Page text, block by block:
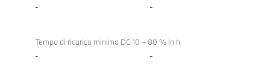
- -
Tempo di ricarica minimo DC 10 – 80 % in h
- -